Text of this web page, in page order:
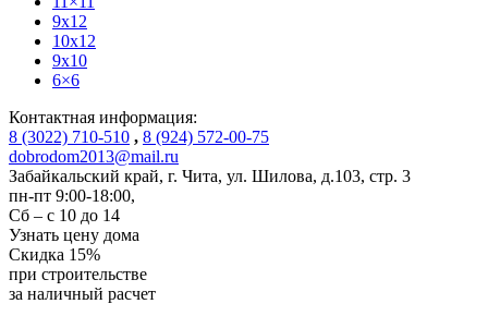
9x12
10x12
9x10
6×6
Контактная информация:
8 (3022) 710-510 , 8 (924) 572-00-75
dobrodom2013@mail.ru
Забайкальский край, г. Чита, ул. Шилова, д.103, стр. 3
пн-пт 9:00-18:00,
Сб – с 10 до 14
Узнать цену дома
Скидка 15%
при строительстве
за наличный расчет